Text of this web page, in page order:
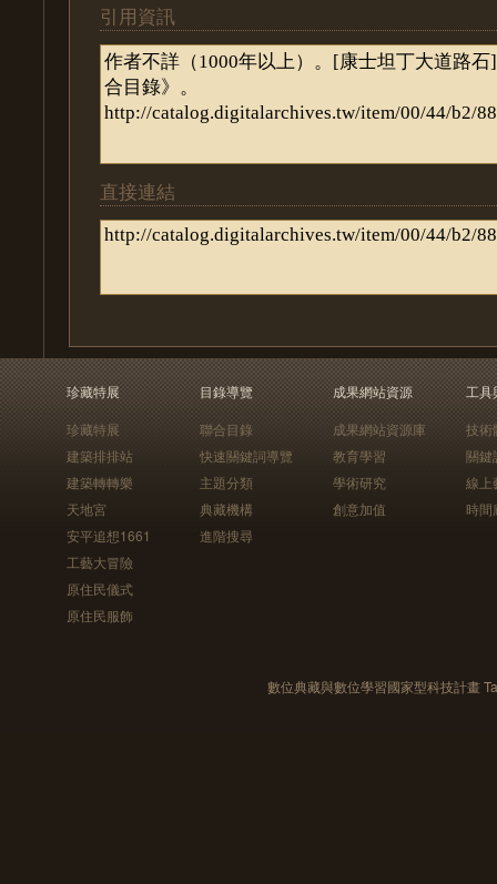
引用資訊
直接連結
珍藏特展
珍藏特展
建築排排站
建築轉轉樂
天地宮
安平追想1661
工藝大冒險
原住民儀式
原住民服飾
目錄導覽
聯合目錄
快速關鍵詞導覽
主題分類
典藏機構
進階搜尋
成果網站資源
成果網站資源庫
教育學習
學術研究
創意加值
工具
技術
關鍵
線上
時間
數位典藏與數位學習國家型科技計畫